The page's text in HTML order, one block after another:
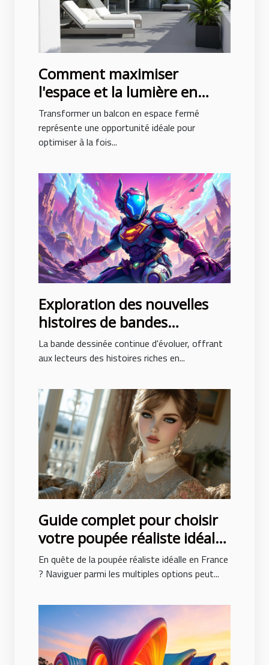
Comment maximiser
l'espace et la lumière en
fermant un balcon ?
Transformer un balcon en espace fermé
représente une opportunité idéale pour
optimiser à la fois...
Exploration des nouvelles
histoires de bandes
dessinées avec des intrigues
surprenantes
La bande dessinée continue d'évoluer, offrant
aux lecteurs des histoires riches en...
Guide complet pour choisir
votre poupée réaliste idéale
en France
En quête de la poupée réaliste idéalle en France
? Naviguer parmi les multiples options peut...